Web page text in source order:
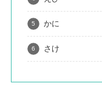
かに
さけ